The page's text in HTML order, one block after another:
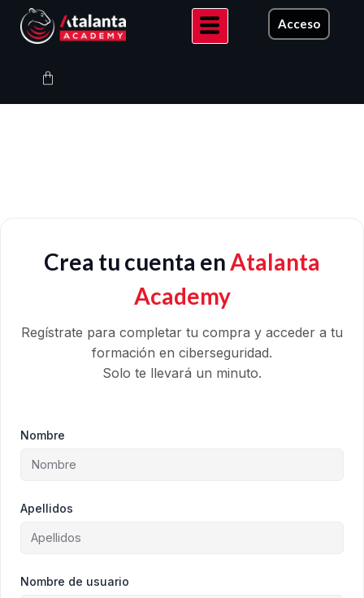
contenido
Acceso
Carrito
Crea tu cuenta enAtalanta
Academy
Regístrate para completar tu compra y acceder a tu
formación en ciberseguridad.
Solo te llevará un minuto.
Nombre
Apellidos
Nombre de usuario